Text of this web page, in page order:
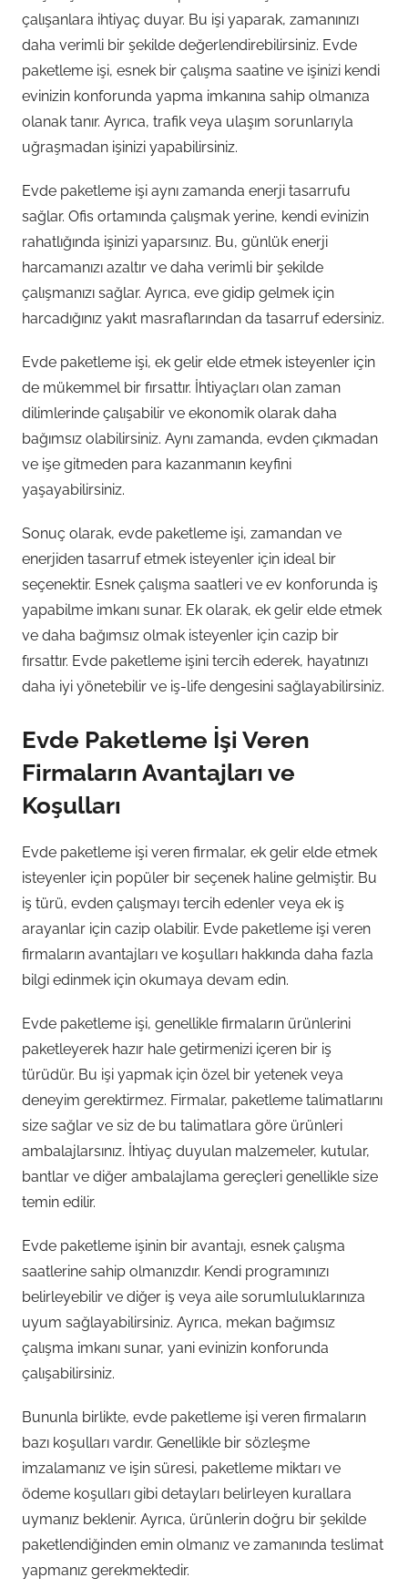
çalışanlara ihtiyaç duyar. Bu işi yaparak, zamanınızı
daha verimli bir şekilde değerlendirebilirsiniz. Evde
paketleme işi, esnek bir çalışma saatine ve işinizi kendi
evinizin konforunda yapma imkanına sahip olmanıza
olanak tanır. Ayrıca, trafik veya ulaşım sorunlarıyla
uğraşmadan işinizi yapabilirsiniz.
Evde paketleme işi aynı zamanda enerji tasarrufu
sağlar. Ofis ortamında çalışmak yerine, kendi evinizin
rahatlığında işinizi yaparsınız. Bu, günlük enerji
harcamanızı azaltır ve daha verimli bir şekilde
çalışmanızı sağlar. Ayrıca, eve gidip gelmek için
harcadığınız yakıt masraflarından da tasarruf edersiniz.
Evde paketleme işi, ek gelir elde etmek isteyenler için
de mükemmel bir fırsattır. İhtiyaçları olan zaman
dilimlerinde çalışabilir ve ekonomik olarak daha
bağımsız olabilirsiniz. Aynı zamanda, evden çıkmadan
ve işe gitmeden para kazanmanın keyfini
yaşayabilirsiniz.
Sonuç olarak, evde paketleme işi, zamandan ve
enerjiden tasarruf etmek isteyenler için ideal bir
seçenektir. Esnek çalışma saatleri ve ev konforunda iş
yapabilme imkanı sunar. Ek olarak, ek gelir elde etmek
ve daha bağımsız olmak isteyenler için cazip bir
fırsattır. Evde paketleme işini tercih ederek, hayatınızı
daha iyi yönetebilir ve iş-life dengesini sağlayabilirsiniz.
Evde Paketleme İşi Veren
Firmaların Avantajları ve
Koşulları
Evde paketleme işi veren firmalar, ek gelir elde etmek
isteyenler için popüler bir seçenek haline gelmiştir. Bu
iş türü, evden çalışmayı tercih edenler veya ek iş
arayanlar için cazip olabilir. Evde paketleme işi veren
firmaların avantajları ve koşulları hakkında daha fazla
bilgi edinmek için okumaya devam edin.
Evde paketleme işi, genellikle firmaların ürünlerini
paketleyerek hazır hale getirmenizi içeren bir iş
türüdür. Bu işi yapmak için özel bir yetenek veya
deneyim gerektirmez. Firmalar, paketleme talimatlarını
size sağlar ve siz de bu talimatlara göre ürünleri
ambalajlarsınız. İhtiyaç duyulan malzemeler, kutular,
bantlar ve diğer ambalajlama gereçleri genellikle size
temin edilir.
Evde paketleme işinin bir avantajı, esnek çalışma
saatlerine sahip olmanızdır. Kendi programınızı
belirleyebilir ve diğer iş veya aile sorumluluklarınıza
uyum sağlayabilirsiniz. Ayrıca, mekan bağımsız
çalışma imkanı sunar, yani evinizin konforunda
çalışabilirsiniz.
Bununla birlikte, evde paketleme işi veren firmaların
bazı koşulları vardır. Genellikle bir sözleşme
imzalamanız ve işin süresi, paketleme miktarı ve
ödeme koşulları gibi detayları belirleyen kurallara
uymanız beklenir. Ayrıca, ürünlerin doğru bir şekilde
paketlendiğinden emin olmanız ve zamanında teslimat
yapmanız gerekmektedir.